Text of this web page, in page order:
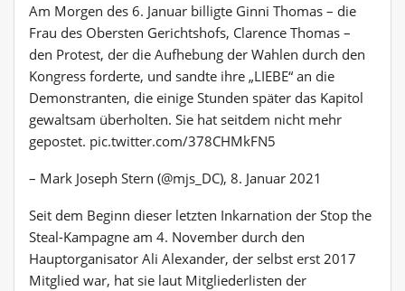
Am Morgen des 6. Januar billigte Ginni Thomas – die
Frau des Obersten Gerichtshofs, Clarence Thomas –
den Protest, der die Aufhebung der Wahlen durch den
Kongress forderte, und sandte ihre „LIEBE“ an die
Demonstranten, die einige Stunden später das Kapitol
gewaltsam überholten. Sie hat seitdem nicht mehr
gepostet. pic.twitter.com/378CHMkFN5
– Mark Joseph Stern (@mjs_DC), 8. Januar 2021
Seit dem Beginn dieser letzten Inkarnation der Stop the
Steal-Kampagne am 4. November durch den
Hauptorganisator Ali Alexander, der selbst erst 2017
Mitglied war, hat sie laut Mitgliederlisten der